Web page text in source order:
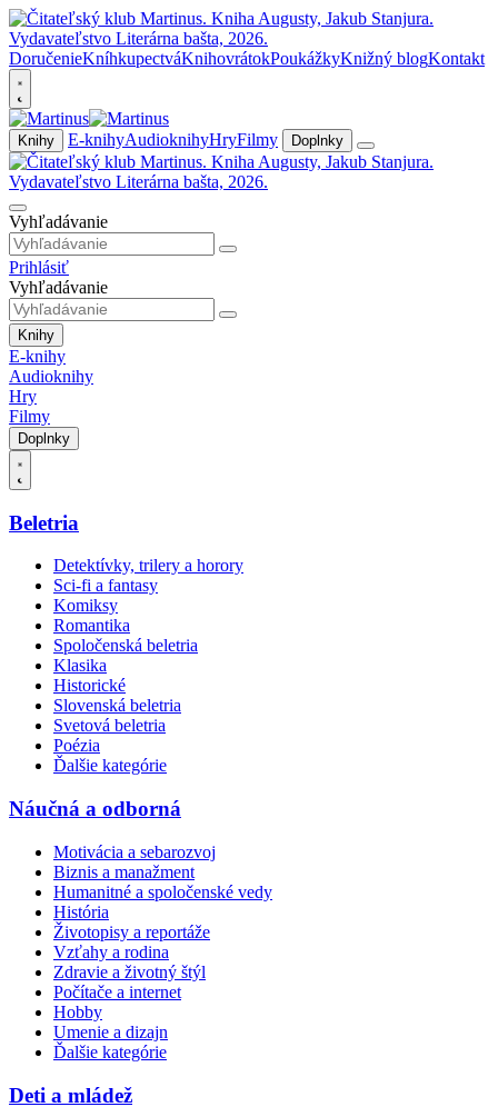
DoručenieKníhkupectváKnihovrátokPoukážkyKnižný blogKontakt
Knihy E-knihyAudioknihyHryFilmy Doplnky
Vyhľadávanie
Prihlásiť
Vyhľadávanie
Knihy
E-knihy
Audioknihy
Hry
Filmy
Doplnky
Beletria
Detektívky, trilery a horory
Sci-fi a fantasy
Komiksy
Romantika
Spoločenská beletria
Klasika
Historické
Slovenská beletria
Svetová beletria
Poézia
Ďalšie kategórie
Náučná a odborná
Motivácia a sebarozvoj
Biznis a manažment
Humanitné a spoločenské vedy
História
Životopisy a reportáže
Vzťahy a rodina
Zdravie a životný štýl
Počítače a internet
Hobby
Umenie a dizajn
Ďalšie kategórie
Deti a mládež